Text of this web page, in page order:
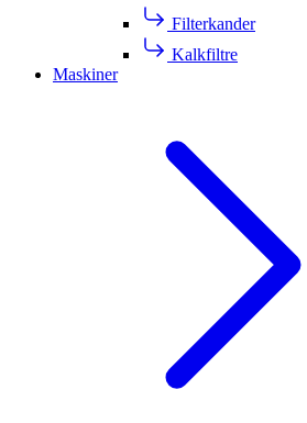
Filterkander
Kalkfiltre
Maskiner